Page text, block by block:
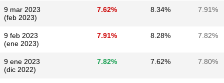
9 mar 2023
(feb 2023)
7.62% 8.34% 7.91%
9 feb 2023
(ene 2023)
7.91% 8.28% 7.82%
9 ene 2023
(dic 2022)
7.82% 7.62% 7.80%